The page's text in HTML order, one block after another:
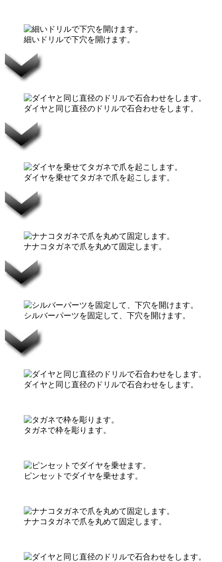
細いドリルで下穴を開けます。
ダイヤと同じ直径のドリルで石合わせをします。
ダイヤを乗せてタガネで爪を起こします。
ナナコタガネで爪を丸めて固定します。
シルバーパーツを固定して、下穴を開けます。
ダイヤと同じ直径のドリルで石合わせをします。
タガネで枠を彫ります。
ピンセットでダイヤを乗せます。
ナナコタガネで爪を丸めて固定します。